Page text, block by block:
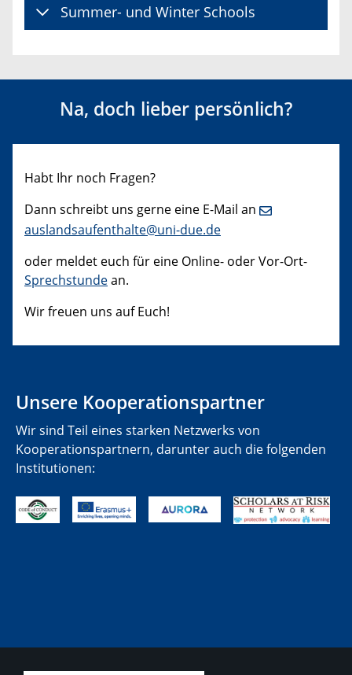
Summer- und Winter Schools
Na, doch lieber persönlich?
Habt Ihr noch Fragen?
Dann schreibt uns gerne eine E-Mail an
auslandsaufenthalte@uni-due.de
oder meldet euch für eine Online- oder Vor-Ort-
Sprechstundean.
Wir freuen uns auf Euch!
Unsere Kooperationspartner
Wir sind Teil eines starken Netzwerks von
Kooperationspartnern, darunter auch die folgenden
Institutionen: